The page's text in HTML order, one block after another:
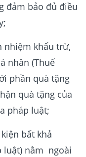
đảm bảo đủ điều
nhiệm khấu trừ,
nhân (Thuế
phần quà tặng
quà tặng của
pháp luật;
bất khả
luật) nằm ngoài